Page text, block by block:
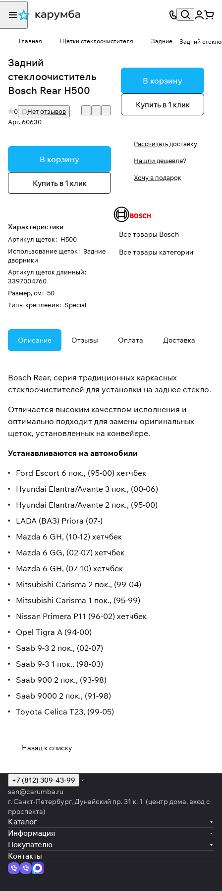
Главная Щетки стеклоочистителя Задние Задний
Задний
стеклоочиститель
Bosch Rear H500
0
Нет отзывов
Арт.60630
В корзину
Купить в 1 клик
Характеристики
Артикул щеток: H500
Использование щеток: Задние
дворники
Артикул щеток длинный:
3397004760
Размер, см: 50
Типы крепления: Special
В корзину
Купить в 1 клик
Рассчитать доставку
Нашли дешевле?
Хочу в подарок
Все товары Bosch
Все товары категории
Описание Отзывы Оплата Доставка
Bosch Rear, серия традиционных каркасных
стеклоочистителей для установки на заднее стекло.
Отличается высоким качеством исполнения и
оптимально подходит для замены оригинальных
щеток, установленных на конвейере.
Устанавливаются на автомобили
Ford Escort 6 пок., (95-00) хетчбек
Hyundai Elantra/Avante 3 пок., (00-06)
Hyundai Elantra/Avante 2 пок., (95-00)
LADA (ВАЗ) Priora (07-)
Mazda 6 GH, (10-12) хетчбек
Mazda 6 GG, (02-07) хетчбек
Mazda 6 GH, (07-10) хетчбек
Mitsubishi Carisma 2 пок., (99-04)
Mitsubishi Carisma 1 пок., (95-99)
Nissan Primera P11 (96-02) хетчбек
Opel Tigra A (94-00)
Saab 9-3 2 пок., (02-07)
Saab 9-3 1 пок., (98-03)
Saab 900 2 пок., (93-98)
Saab 9000 2 пок., (91-98)
Toyota Celica T23, (99-05)
Назад к списку
+7 (812) 309-43-99
san@carumba.ru
г. Санкт-Петербург, Дунайский пр. 31 к. 1 (центр дома, вход с
проспекта)
Каталог
Информация
Покупателю
Контакты